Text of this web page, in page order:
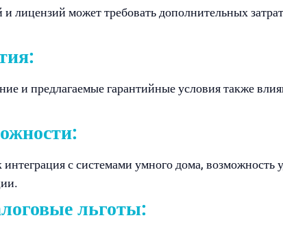
лицензий может требовать дополнительных
и предлагаемые гарантийные условия также
с системами умного дома, возможность
льготы: